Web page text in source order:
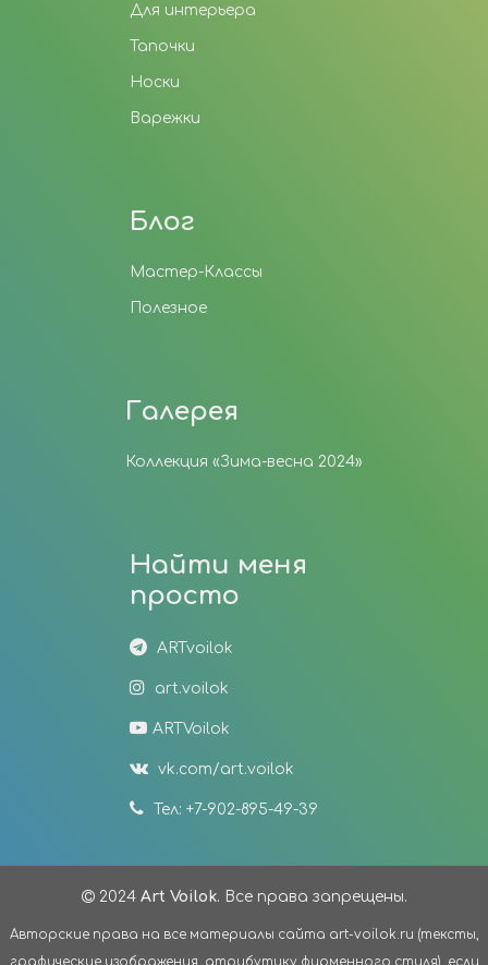
Для интерьера
Тапочки
Носки
Варежки
Блог
Мастер-Классы
Полезное
Галерея
Коллекция «Зима-весна 2024»
Найти меня
просто
ARTvoilok
art.voilok
ARTVoilok
vk.com/art.voilok
Тел: +7-902-895-49-39
2024 Art Voilok. Все права запрещены.
Авторские права на все материалы сайта art-voilok.ru (тексты,
графические изображения, атрибутику фирменного стиля), если